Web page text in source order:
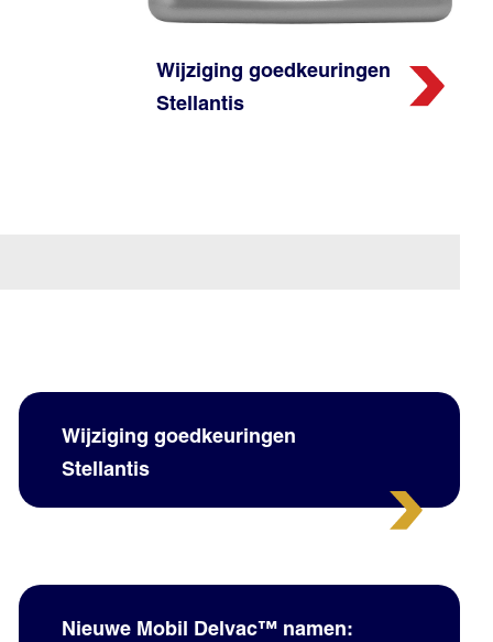
Wijziging goedkeuringen
Stellantis
Wijziging goedkeuringen
Stellantis
Nieuwe Mobil Delvac™ namen: